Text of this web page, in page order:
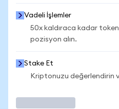
Vadeli İşlemler
50x kaldıraca kadar
pozisyon alın.
Stake Et
Kriptonuzu değerlendirin